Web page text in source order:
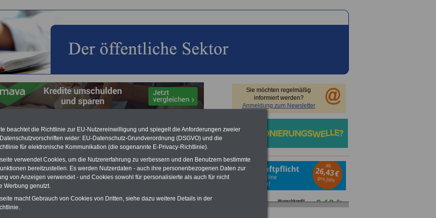
2026 für den öffentlichen Dienst sowie
und Personalräte
informieren wir über ausgewählte Veranstaltungen, z.B. Kongresse,
und Konferenzen. Gerne können Sie uns Veranstaltungen von bundesweiter
vorschlagen. Nach Prüfung werden wir diese in unsere Übersicht kostenlos
Teilen Sie uns einfach die relevanten Daten mitinfoservice@beamten-
für 2026
,>>>Februar,
Sie möchten regelmäßig
informiert werden?
Anmeldung zum Newsletter
beachtet die Richtlinie zur EU-Nutzereinwilligung und spiegelt die Anforderungen zweier
wider: EU-Datenschutz-Grundverordnung (DSGVO) und die
für elektronische Kommunikation (die sogenannte E-Privacy-Richtlinie).
verwendet Cookies, um die Nutzererfahrung zu verbessern und den Benutzern bestimmte
bereitzustellen. Es werden Nutzerdaten - auch ihre personenbezogenen Daten zur
von Anzeigen verwendet - und Cookies sowohl für personalisierte als auch für nicht
Werbung genutzt.
macht Gebrauch von Cookies von Dritten, siehe dazu weitere Details in der